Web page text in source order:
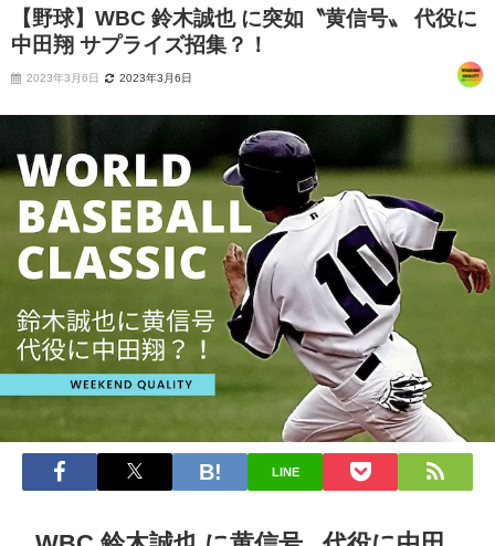
【野球】WBC 鈴木誠也 に突如〝黄信号〟 代役に
中田翔 サプライズ招集？！
2023年3月6日 2023年3月6日
LINE